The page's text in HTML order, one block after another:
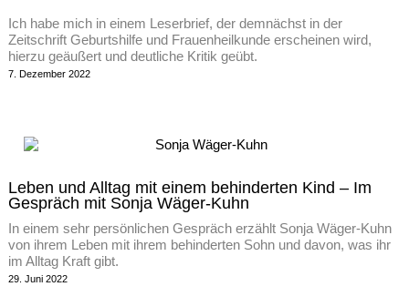
Ich habe mich in einem Leserbrief, der demnächst in der
Zeitschrift Geburtshilfe und Frauenheilkunde erscheinen wird,
hierzu geäußert und deutliche Kritik geübt.
7. Dezember 2022
Leben und Alltag mit einem behinderten Kind – Im
Gespräch mit Sonja Wäger-Kuhn
In einem sehr persönlichen Gespräch erzählt Sonja Wäger-Kuhn
von ihrem Leben mit ihrem behinderten Sohn und davon, was ihr
im Alltag Kraft gibt.
29. Juni 2022